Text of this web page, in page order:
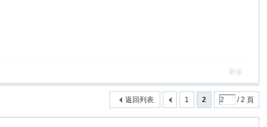
舉報
1 2 / 2 頁
返回列表